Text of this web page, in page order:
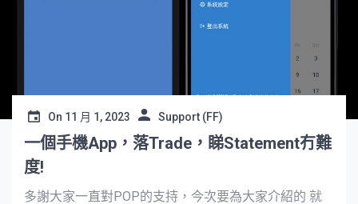
On 11 月 1, 2023 Support (FF)
一個手機App，落Trade，睇Statement冇難
度!
多謝大家一直對POP的支持，今次要為大家介紹的 就